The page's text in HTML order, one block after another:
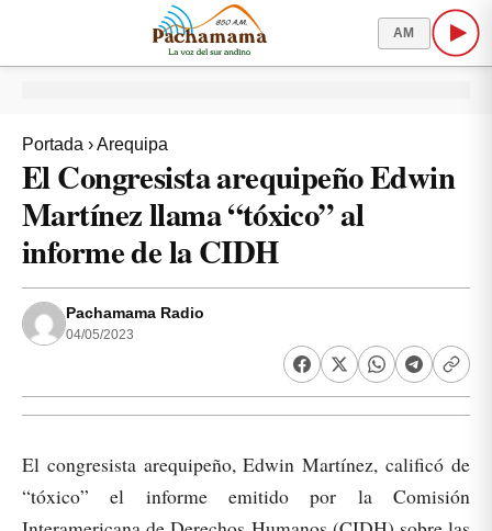
AM
Portada ›Arequipa
El Congresista arequipeño Edwin
Martínez llama “tóxico” al
informe de la CIDH
Pachamama Radio
04/05/2023
El congresista arequipeño, Edwin Martínez, calificó de
“tóxico” el informe emitido por la Comisión